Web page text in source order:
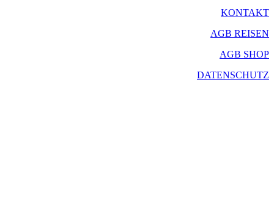
KONTAKT
AGB REISEN
AGB SHOP
DATENSCHUTZ